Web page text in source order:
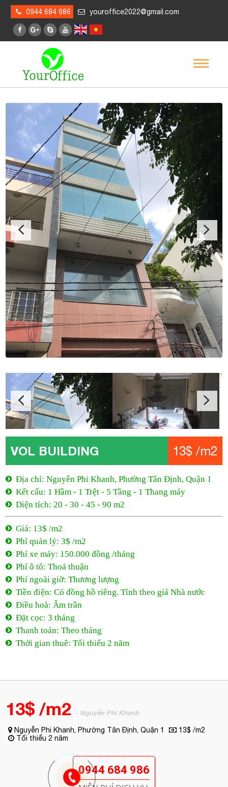
0944 684 986 youroffice2022@gmail.com
VOL BUILDING 13$ /m2
Địa chỉ: Nguyễn Phi Khanh, Phường Tân Định, Quận 1
Kết cấu: 1 Hầm - 1 Trệt - 5 Tầng - 1 Thang máy
Diện tích: 20 - 30 - 45 - 90 m2
Giá: 13$ /m2
Phí xe máy: 150.000 đồng /tháng
Phí ô tô: Thoả thuận
Phí ngoài giờ: Thương lượng
Điều hoà: Âm trần
Đặt cọc: 3 tháng
Thanh toán: Theo tháng
Thời gian thuê: Tối thiểu 2 năm
13$ /m2- Nguyễn Phi Khanh
MIỄN PHÍ DỊCH VỤ
TÌM KIẾM VĂN PHÒNG